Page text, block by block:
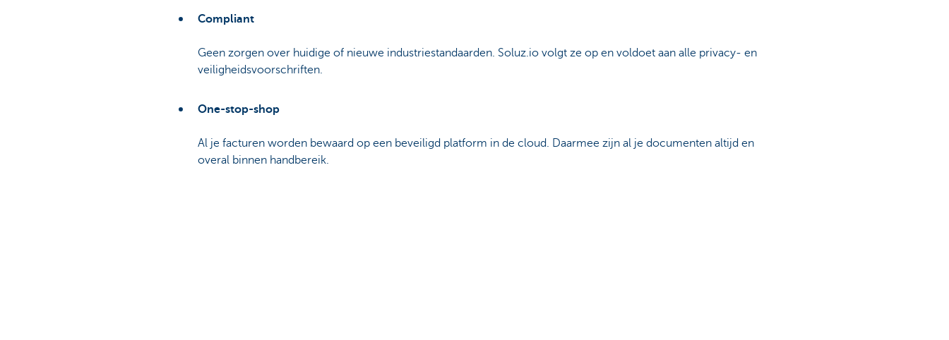
Compliant
Geen zorgen over huidige of nieuwe industriestandaarden. Soluz.io volgt ze op en voldoet aan alle privacy- en
veiligheidsvoorschriften.
One-stop-shop
Al je facturen worden bewaard op een beveiligd platform in de cloud. Daarmee zijn al je documenten altijd en
overal binnen handbereik.